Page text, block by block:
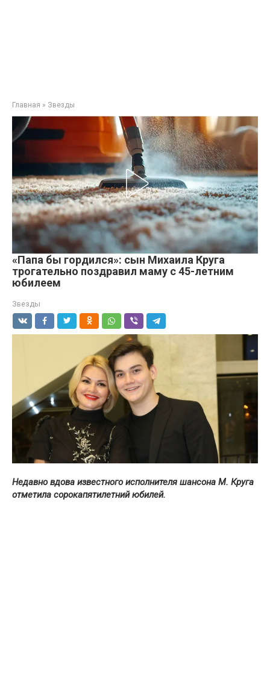
Главная » Звезды
«Папа бы гордился»: сын Михаила Круга
трогательно поздравил маму с 45-летним
юбилеем
Звезды
Недавно вдова известного исполнителя шансона М. Круга
отметила сорокапятилетний юбилей.